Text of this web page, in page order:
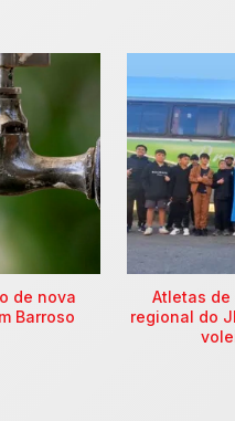
de nova
Barroso
Atletas de
regional do